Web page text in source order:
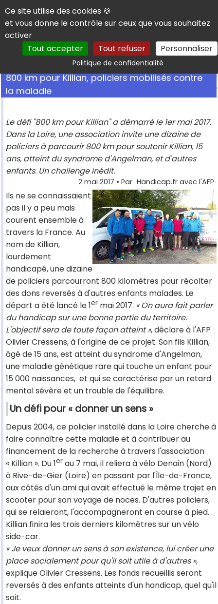
Panneau de gestion des cookies
Ce site utilise des cookies 🍪
et vous donne le contrôle sur ceux que vous souhaitez
activer
Tout accepter
Tout refuser Personnaliser
Politique de confidentialitéRechercher
800 km pour Killian, policiers mobilisés contre
la maladie
Le défi "800 km pour Killian" a démarré le 1er mai 2017.
Dans la Loire, une association invite une dizaine de
policiers à parcourir 800 km pour soutenir Killian, 15
ans, atteint du syndrome d'Angelman, et d'autres
enfants. Un challenge inédit.
2 mai 2017 • Par Handicap.fr avec l'AFP
Ils ne se connaissaient
pas il y a peu mais
courent ensemble à
travers la France. Au
nom de Killian,
lourdement
handicapé, une dizaine
de policiers parcourront 800 kilomètres pour récolter
des dons reversés à d'autres enfants malades. Le
départ a été lancé le 1er mai 2017. « On aura fait parler
du handicap sur une bonne partie du territoire.
L'objectif sera de toute façon atteint », déclare à l'AFP
Olivier Cressens, à l'origine de ce projet. Son fils Killian,
âgé de 15 ans, est atteint du syndrome d'Angelman,
une maladie génétique rare qui touche un enfant pour
15 000 naissances, et qui se caractérise par un retard
mental sévère et un trouble de l'équilibre.
Un défi pour « donner un sens »
Depuis 2004, ce policier installé dans la Loire cherche à
faire connaître cette maladie et à contribuer au
financement de la recherche à travers l'association
« Killian ». Du 1er au 7 mai, il reliera à vélo Denain (Nord)
à Rive-de-Gier (Loire) en passant par l'Île-de-France,
aux côtés d'un ami qui avait effectué le même trajet en
scooter pour son voyage de noces. D'autres policiers,
qui se relaieront, l'accompagneront en course à pied.
Killian finira les trois derniers kilomètres sur un vélo
side-car.
« Je veux donner un sens à son existence, lui créer une
place socialement pour qu'il soit utile à d'autres »,
explique Olivier Cressens. Les fonds recueillis seront
reversés à des enfants atteints d'un handicap, quel qu'il
soit.